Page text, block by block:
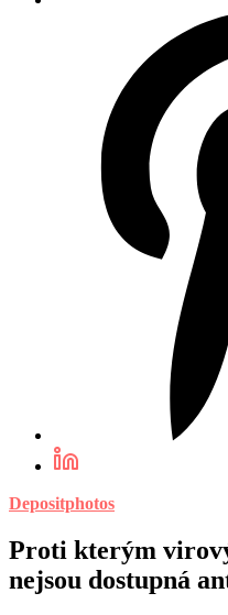
Depositphotos
Proti kterým
nejsou dostupná